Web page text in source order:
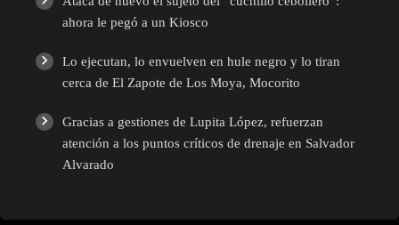
ahora le pegó a un Kiosco
Lo ejecutan, lo envuelven en hule negro y lo tiran
cerca de El Zapote de Los Moya, Mocorito
Gracias a gestiones de Lupita López, refuerzan
atención a los puntos críticos de drenaje en Salvador
Alvarado